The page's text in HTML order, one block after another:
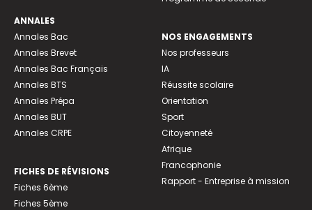
ANNALES
Annales Bac
Annales Brevet
Annales Bac Français
Annales BTS
Annales Prépa
Annales BUT
Annales CRPE
FICHES DE RÉVISIONS
Fiches 6ème
Fiches 5ème
NOS ENGAGEMENTS
Nos professeurs
IA
Réussite scolaire
Orientation
Sport
Citoyenneté
Afrique
Francophonie
Rapport - Entreprise à mission